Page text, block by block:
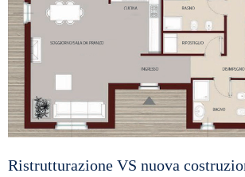
Ristrutturazione VS nuova